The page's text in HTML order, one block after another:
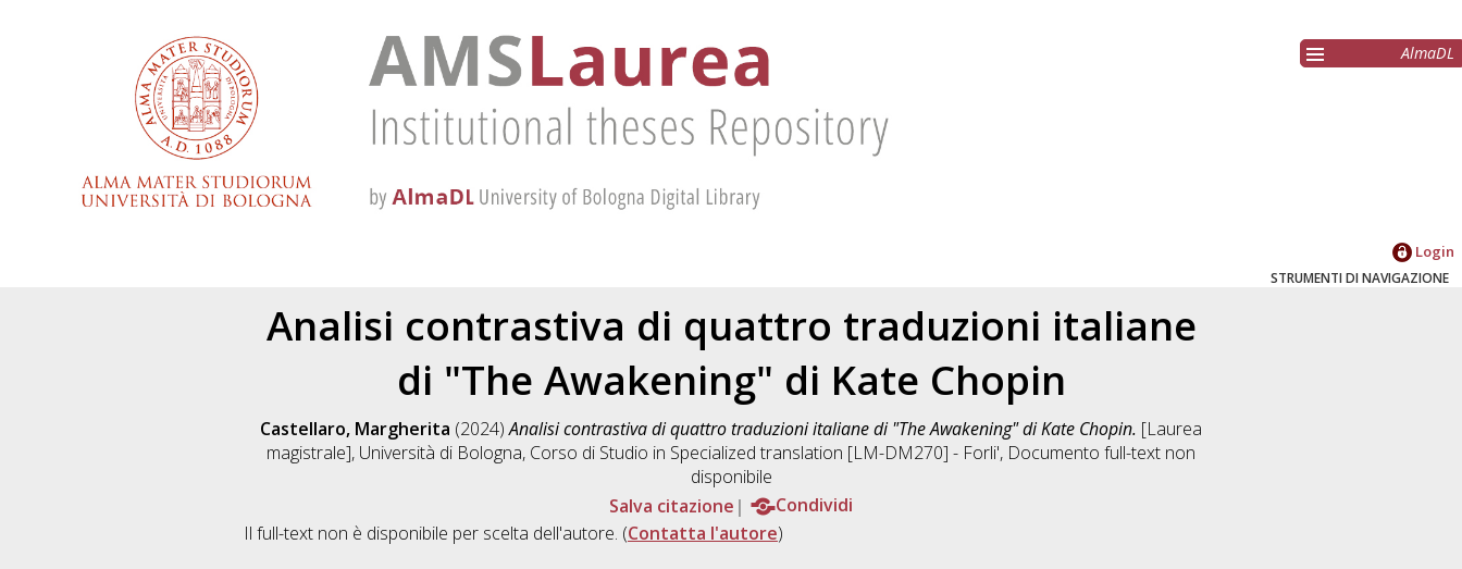
AlmaDL
Login
STRUMENTI DI NAVIGAZIONE
Analisi contrastiva di quattro traduzioni italiane
di "The Awakening" di Kate Chopin
Castellaro, Margherita (2024)Analisi contrastiva di quattro traduzioni italiane di "The Awakening" di Kate Chopin. [Laurea
magistrale], Università di Bologna, Corso di Studio in Specialized translation [LM-DM270] - Forli', Documento full-text non
disponibile
Salva citazione
Condividi
Il full-text non è disponibile per scelta dell'autore. (Contatta l'autore)